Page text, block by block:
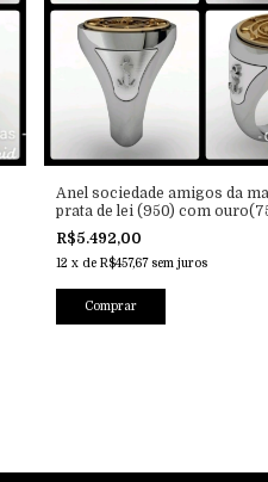
Anel sociedade amigos da
prata de lei (950) com
R$5.492,00
12 x deR$457,67 sem juros